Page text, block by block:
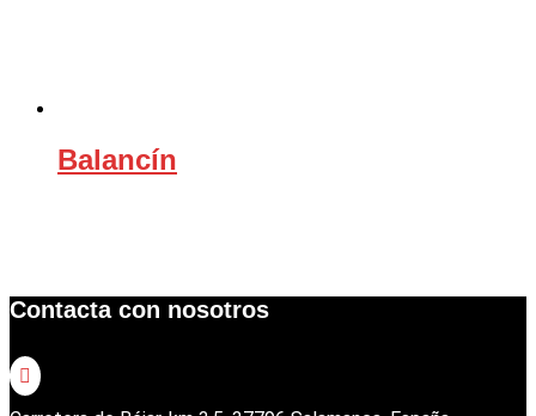
Balancín
Contacta con nosotros
